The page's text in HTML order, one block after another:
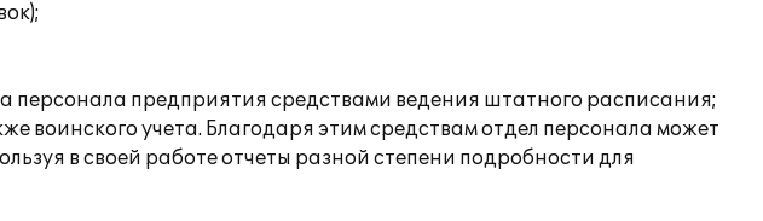
персонала предприятия средствами ведения штатного расписания;
учета. Благодаря этим средствам отдел персонала может
в своей работе отчеты разной степени подробности для